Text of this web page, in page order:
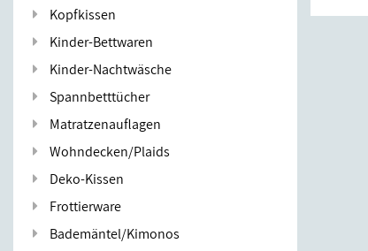
Kopfkissen
Kinder-Bettwaren
Kinder-Nachtwäsche
Spannbetttücher
Matratzenauflagen
Wohndecken/Plaids
Deko-Kissen
Frottierware
Bademäntel/Kimonos